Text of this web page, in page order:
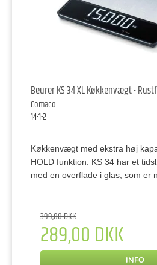
Beurer KS 34 XL Køkkenvægt -
Comaco
14-1-2
Køkkenvægt med ekstra høj
HOLD funktion. KS 34 har et
med en overflade i glas, som er
399,00 DKK
289,00 DKK
INFO